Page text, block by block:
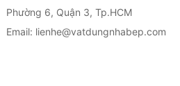
Phường 6, Quận 3, Tp.HCM
Email: lienhe@vatdungnhabep.com